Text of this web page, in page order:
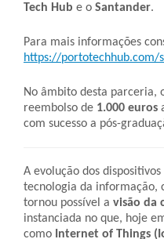
Tech Hub e o Santander.
Para mais informações
https://portotechhub.com/
No âmbito desta parceria,
reembolso de 1.000 euros
com sucesso a pós-
A evolução dos
tecnologia da informação,
tornou possível a visão da
instanciada no que, hoje
como Internet of Things